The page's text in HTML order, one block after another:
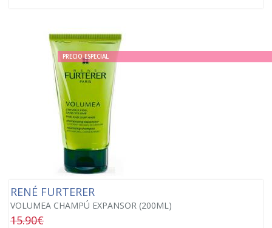
PRECIO ESPECIAL
RENÉ FURTERER
VOLUMEA CHAMPÚ EXPANSOR (200ML)
15.90€